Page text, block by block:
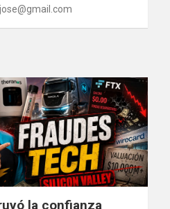
la confianza